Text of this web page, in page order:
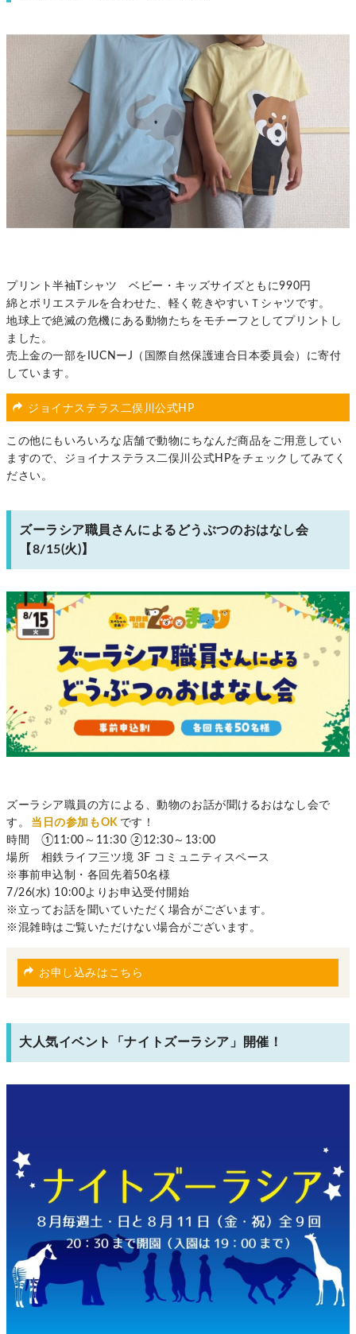
プリント半袖Tシャツ ベビー・キッズサイズともに990円
綿とポリエステルを合わせた、軽く乾きやすいＴシャツです。
地球上で絶滅の危機にある動物たちをモチーフとしてプリントし
ました。
売上金の一部をIUCNーJ（国際自然保護連合日本委員会）に寄付
しています。
ジョイナステラス二俣川公式HP
この他にもいろいろな店舗で動物にちなんだ商品をご用意してい
ますので、ジョイナステラス二俣川公式HPをチェックしてみてく
ださい。
ズーラシア職員さんによるどうぶつのおはなし会
【8/15(火)】
ズーラシア職員の方による、動物のお話が聞けるおはなし会で
す。
当日の参加もOK です！
時間 ①11:00～11:30 ②12:30～13:00
場所 相鉄ライフ三ツ境 3F コミュニティスペース
※事前申込制・各回先着50名様
7/26(水) 10:00よりお申込受付開始
※立ってお話を聞いていただく場合がございます。
※混雑時はご覧いただけない場合がございます。
お申し込みはこちら
大人気イベント「ナイトズーラシア」開催！